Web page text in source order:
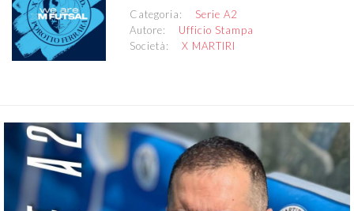
Categoria: Serie A2
Autore: Ufficio Stampa
Società:X MARTIRI